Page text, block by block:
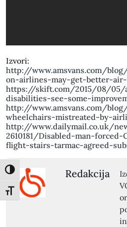
Toggle High Contrast
Toggle Font size
Izvori:
http://www.amsvans.com/
on-airlines-may-get-better-
https://skift.com/2015/08/05/
disabilities-see-some-
http://www.amsvans.com/
wheelchairs-mistreated-by-
http://www.dailymail.co.uk/
2610181/Disabled-man-forced-
flight-stairs-tarmac-agreed-
Redakcija